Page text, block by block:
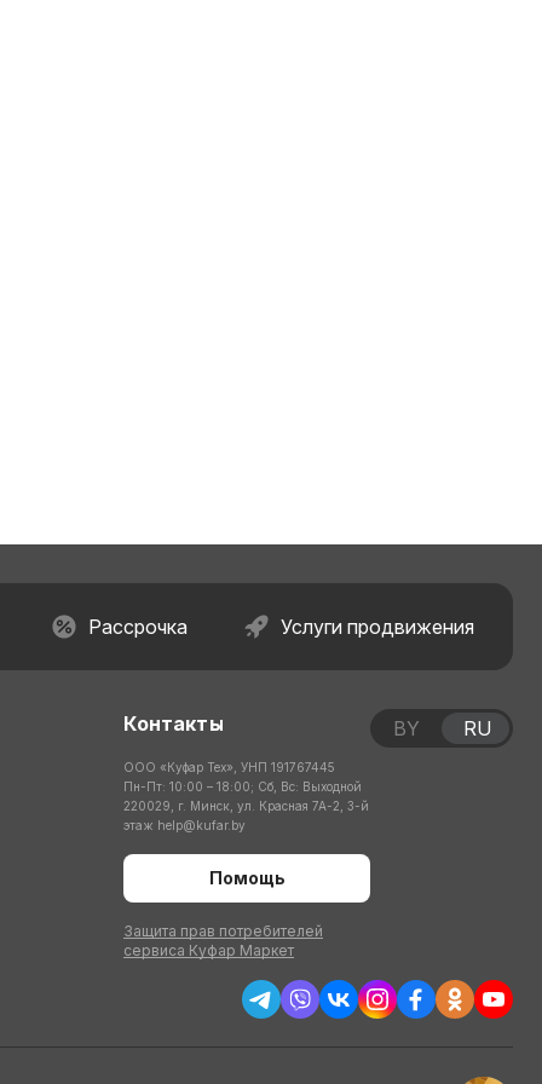
Рассрочка Услуги продвижения
Контакты
ООО «Куфар Тех», УНП 191767445
Пн-Пт: 10:00 – 18:00; Сб, Вс: Выходной
220029, г. Минск, ул. Красная 7А-2, 3-й
этаж help@kufar.by
Помощь
Защита прав потребителей
сервиса Куфар Маркет
BY RU